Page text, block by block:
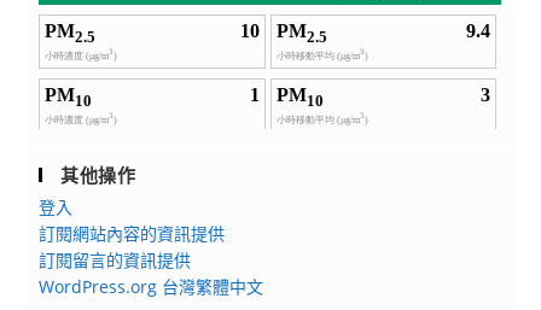
其他操作
登入
訂閱網站內容的資訊提供
訂閱留言的資訊提供
WordPress.org 台灣繁體中文